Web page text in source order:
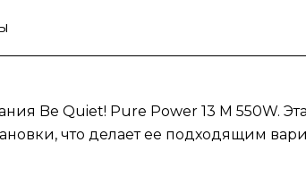
Be Quiet! Pure Power 13 M 550W.
что делает ее подходящим